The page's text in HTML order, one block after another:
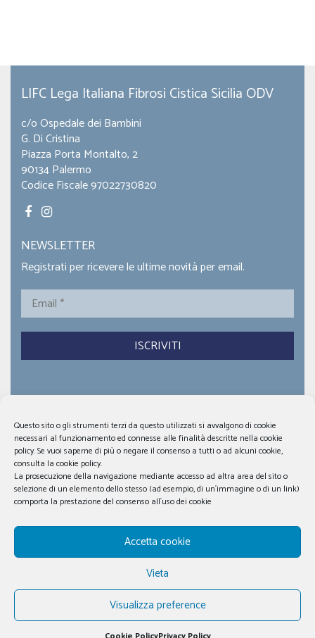
Questo sito o gli strumenti terzi da questo utilizzati si avvalgono di cookie
necessari al funzionamento ed connesse alle finalità descritte nella cookie
policy. Se vuoi saperne di più o negare il consenso a tutti o ad alcuni cookie,
consulta la cookie policy.
La prosecuzione della navigazione mediante accesso ad altra area del sito o
selezione di un elemento dello stesso (ad esempio, di un´immagine o di un link)
comporta la prestazione del consenso all´uso dei cookie
Accetta cookie
Vieta
Visualizza preference
LIFC Lega Italiana Fibrosi Cistica Sicilia ODV
c/o Ospedale dei Bambini
G. Di Cristina
Piazza Porta Montalto, 2
90134 Palermo
Codice Fiscale 97022730820
NEWSLETTER
Registrati per ricevere le ultime novità per email.
Email
Contatti
News
Privacy Policy
Cookie Policy
© 2026 LIFC Lega Italiana Fibrosi Cistica Sicilia - ODV, tutti i
diritti sono riservati. |